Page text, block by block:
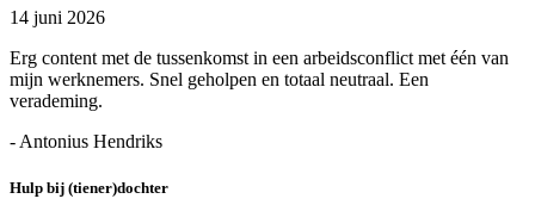
14 juni 2026
Erg content met de tussenkomst in een arbeidsconflict met één van
mijn werknemers. Snel geholpen en totaal neutraal. Een
verademing.
- Antonius Hendriks
Hulp bij (tiener)dochter